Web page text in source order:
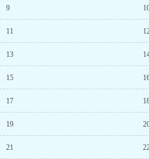
9
11
13
15
17
19
21